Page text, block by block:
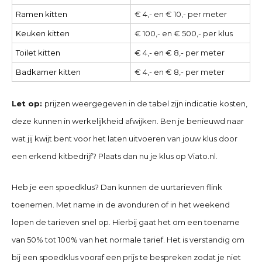
Ramen kitten € 4,- en € 10,- per meter
Keuken kitten € 100,- en € 500,- per klus
Toilet kitten € 4,- en € 8,- per meter
Badkamer kitten € 4,- en € 8,- per meter
Let op: prijzen weergegeven in de tabel zijn indicatie kosten,
deze kunnen in werkelijkheid afwijken. Ben je benieuwd naar
wat jij kwijt bent voor het laten uitvoeren van jouw klus door
een erkend kitbedrijf? Plaats dan nu je klus op Viato.nl.
Heb je een spoedklus? Dan kunnen de uurtarieven flink
toenemen. Met name in de avonduren of in het weekend
lopen de tarieven snel op. Hierbij gaat het om een toename
van 50% tot 100% van het normale tarief. Het is verstandig om
bij een spoedklus vooraf een prijs te bespreken zodat je niet